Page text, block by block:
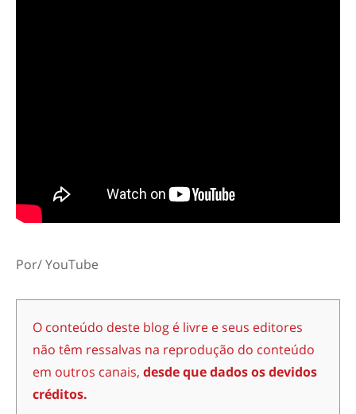
Por/ YouTube
O conteúdo deste blog é livre e seus editores
não têm ressalvas na reprodução do conteúdo
em outros canais, desde que dados os devidos
créditos.